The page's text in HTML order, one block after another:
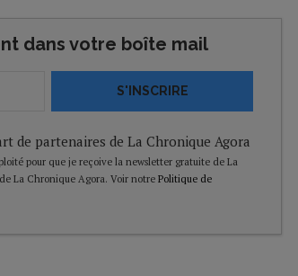
dans votre boîte mail
S'INSCRIRE
de partenaires de La Chronique Agora
pour que je reçoive la newsletter gratuite de La
La Chronique Agora. Voir notre Politique de